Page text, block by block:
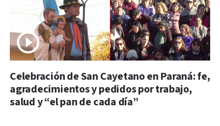
Celebración de San Cayetano en Paraná: fe,
agradecimientos y pedidos por trabajo,
salud y “el pan de cada día”